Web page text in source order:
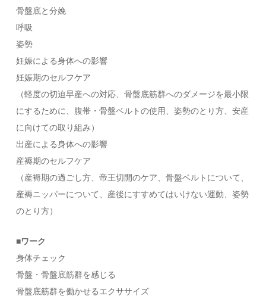
骨盤底と分娩
呼吸
姿勢
妊娠による身体への影響
妊娠期のセルフケア
（軽度の切迫早産への対応、骨盤底筋群へのダメージを最小限
にするために、腹帯・骨盤ベルトの使用、姿勢のとり方、安産
に向けての取り組み）
出産による身体への影響
産褥期のセルフケア
（産褥期の過ごし方、帝王切開のケア、骨盤ベルトについて、
産褥ニッパーについて、産後にすすめてはいけない運動、姿勢
のとり方）
■ワーク
身体チェック
骨盤・骨盤底筋群を感じる
骨盤底筋群を働かせるエクササイズ